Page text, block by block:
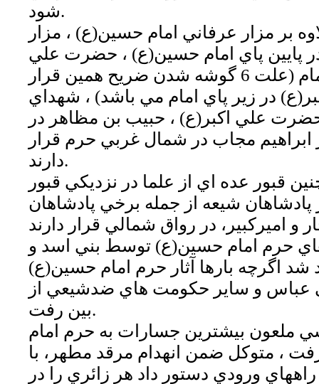
شود.
بر مزار عرفاني امام حسين(ع) ، مزار
پايين پاي امام حسين(ع) ، حضرت علي
اصغر (ع) در آغوش امام (علت 6 گوشه شدن ضريح همين قرار
در زير پاي امام مي باشد) ، شهداي
حضرت علي اكبر(ع) ، حبيب بن مظاهر در
مجاب در شمال غربي حرم قرار
دارند.
قبور عده اي از علما در نزديكي قبور
پادشاهان شيعه از جمله برخي پادشاهان
هاي حرم امام حسين(ع) توسط بني اسد و
اگرچه بارها آثار حرم امام حسين(ع)
عباس و ساير حكومت هاي ضدشيعي از
بين رفت.
ملعون بيشترين جسارات به حرم امام
، متوكل ضمن انهدام مرقد مطهر، با
ورودي دستور داد هر زائري را در